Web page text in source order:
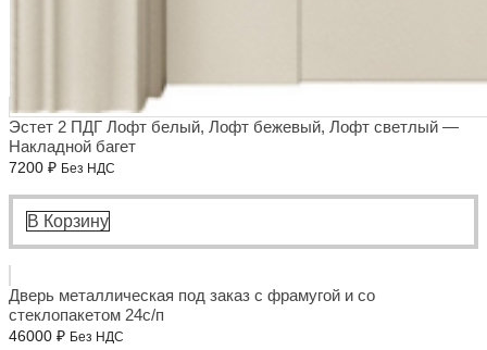
Эстет 2 ПДГ Лофт белый, Лофт бежевый, Лофт светлый —
Накладной багет
7200 ₽ Без НДС
В Корзину
Дверь металлическая под заказ с фрамугой и со
стеклопакетом 24с/п
46000 ₽ Без НДС